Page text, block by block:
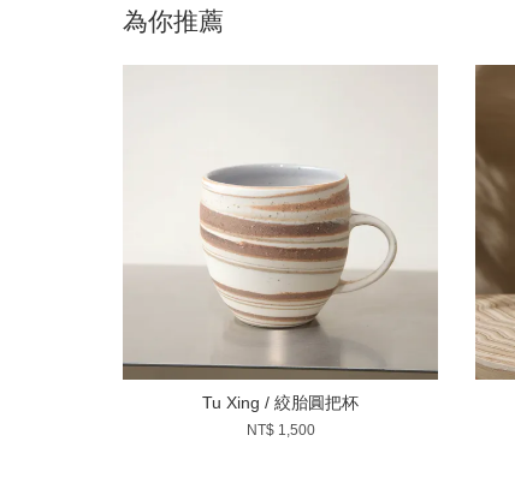
為你推薦
Tu Xing / 絞胎圓把杯
NT$ 1,500